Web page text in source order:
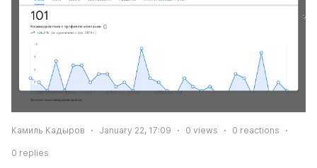
Камиль Кадыров January 22, 17:09 0 views 0 reactions
0 replies